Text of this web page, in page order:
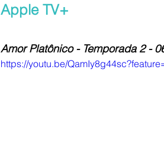
Apple TV+
Amor Platônico - Temporada 2 -
https://youtu.be/